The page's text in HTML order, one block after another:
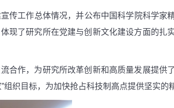
传工作总体情况，并公布中国科学院科学家
现了研究所在党建与创新文化建设方面的扎
作，为研究所改革创新和高质量发展提供了
织目标，为加快抢占科技制高点提供坚实的